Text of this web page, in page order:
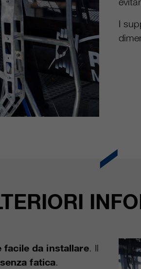
I
facile da installare. Il
senza fatica.